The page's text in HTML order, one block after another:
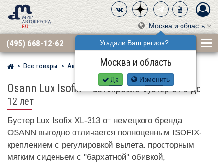
Москва и область
Угадали Ваш регион?
Москва и область
Да Изменить
(495) 668-12-62
Мир детских автокресел
Все товары Автокресла по бренду OSANN
Osann Lux Isofix–автокресло-бустер от 6 до
12 лет
Бустер Lux Isofix XL-313 от немецкого бренда
OSANN выгодно отличается полноценным ISOFIX-
креплением с регулировкой вылета, просторным
мягким сиденьем с "бархатной" обивкой,